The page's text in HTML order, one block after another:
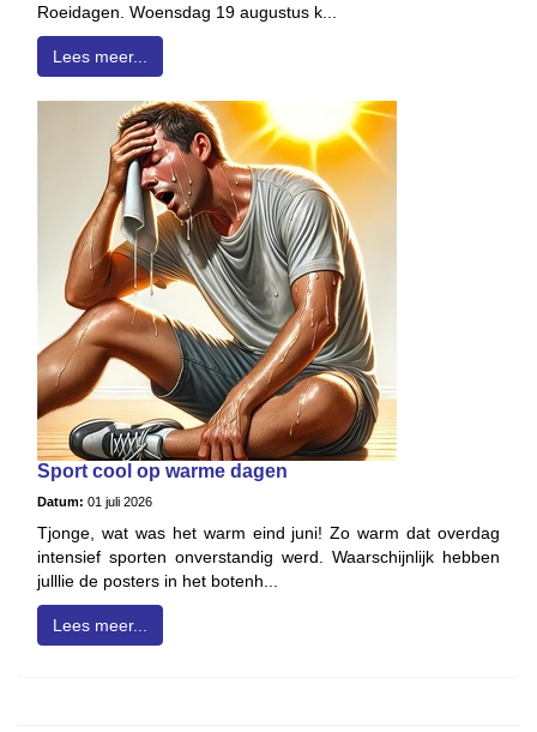
Roeidagen. Woensdag 19 augustus k...
Lees meer...
Sport cool op warme dagen
Datum: 01 juli 2026
Tjonge, wat was het warm eind juni! Zo warm dat overdag
intensief sporten onverstandig werd. Waarschijnlijk hebben
julllie de posters in het botenh...
Lees meer...